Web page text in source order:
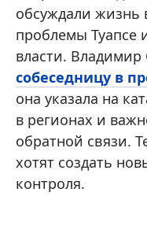
обсуждали жизнь
проблемы Туапсе
власти. Владимир
собеседницу в
она указала на
в регионах и
обратной связи.
хотят создать
контроля.